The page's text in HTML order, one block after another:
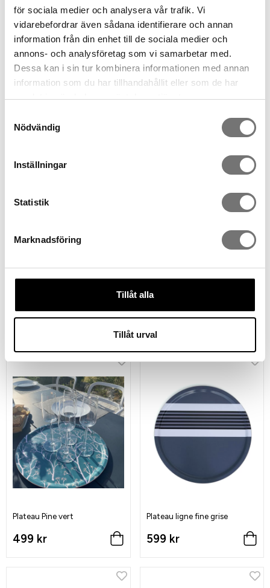
för sociala medier och analysera vår trafik. Vi
vidarebefordrar även sådana identifierare och annan
information från din enhet till de sociala medier och
annons- och analysföretag som vi samarbetar med.
Dessa kan i sin tur kombinera informationen med annan
information som du har tillhandahållit eller som de har
samlat in när du har använt deras tjänster.
Nödvändig
Inställningar
Statistik
Marknadsföring
Tillåt alla
Tillåt urval
Pine large tray Plateau Pine beige
299 kr
Plateau Glimra vert
Plateau Pine vert
499 kr
Plateau ligne fine grise
599 kr